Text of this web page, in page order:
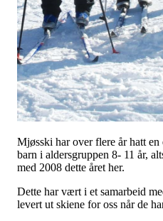
Mjøsski har over flere år hatt
barn i aldersgruppen 8- 11 år,
med 2008 dette året her.
Dette har vært i et samarbeid
levert ut skiene for oss når de